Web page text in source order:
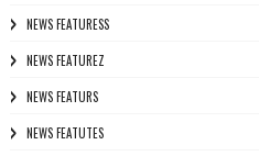
NEWS FEATURESS
NEWS FEATUREZ
NEWS FEATURS
NEWS FEATUTES